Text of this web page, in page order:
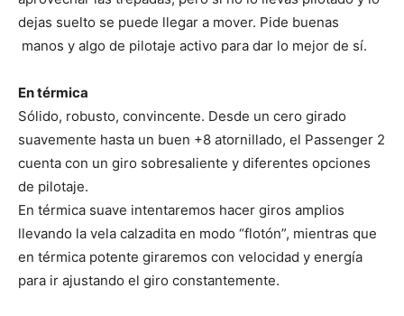
dejas suelto se puede llegar a mover. Pide buenas
manos y algo de pilotaje activo para dar lo mejor de sí.
En térmica
Sólido, robusto, convincente. Desde un cero girado
suavemente hasta un buen +8 atornillado, el Passenger 2
cuenta con un giro sobresaliente y diferentes opciones
de pilotaje.
En térmica suave intentaremos hacer giros amplios
llevando la vela calzadita en modo “flotón”, mientras que
en térmica potente giraremos con velocidad y energía
para ir ajustando el giro constantemente.